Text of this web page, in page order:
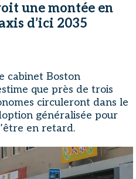
une montée en
d’ici 2035
cabinet Boston
que près de trois
circuleront dans le
généralisée pour
en retard.